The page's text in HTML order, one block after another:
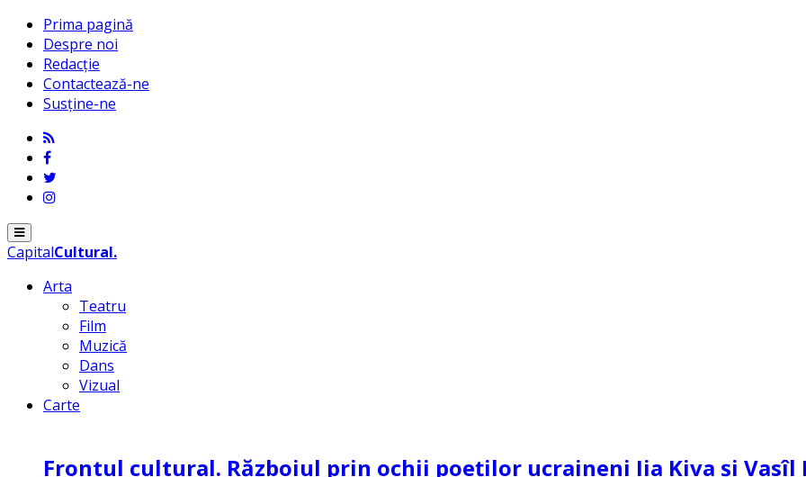
Prima pagină
Despre noi
Redacție
Contactează-ne
Susține-ne
Menu
CapitalCultural.
Arta
Teatru
Film
Muzică
Dans
Vizual
Carte
Frontul cultural. Războiul prin ochii poeților ucraineni Iia Kiva și Vasîl